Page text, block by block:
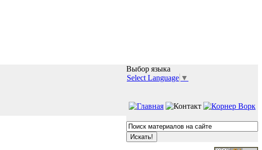
Выбор языка
Select Language ▼